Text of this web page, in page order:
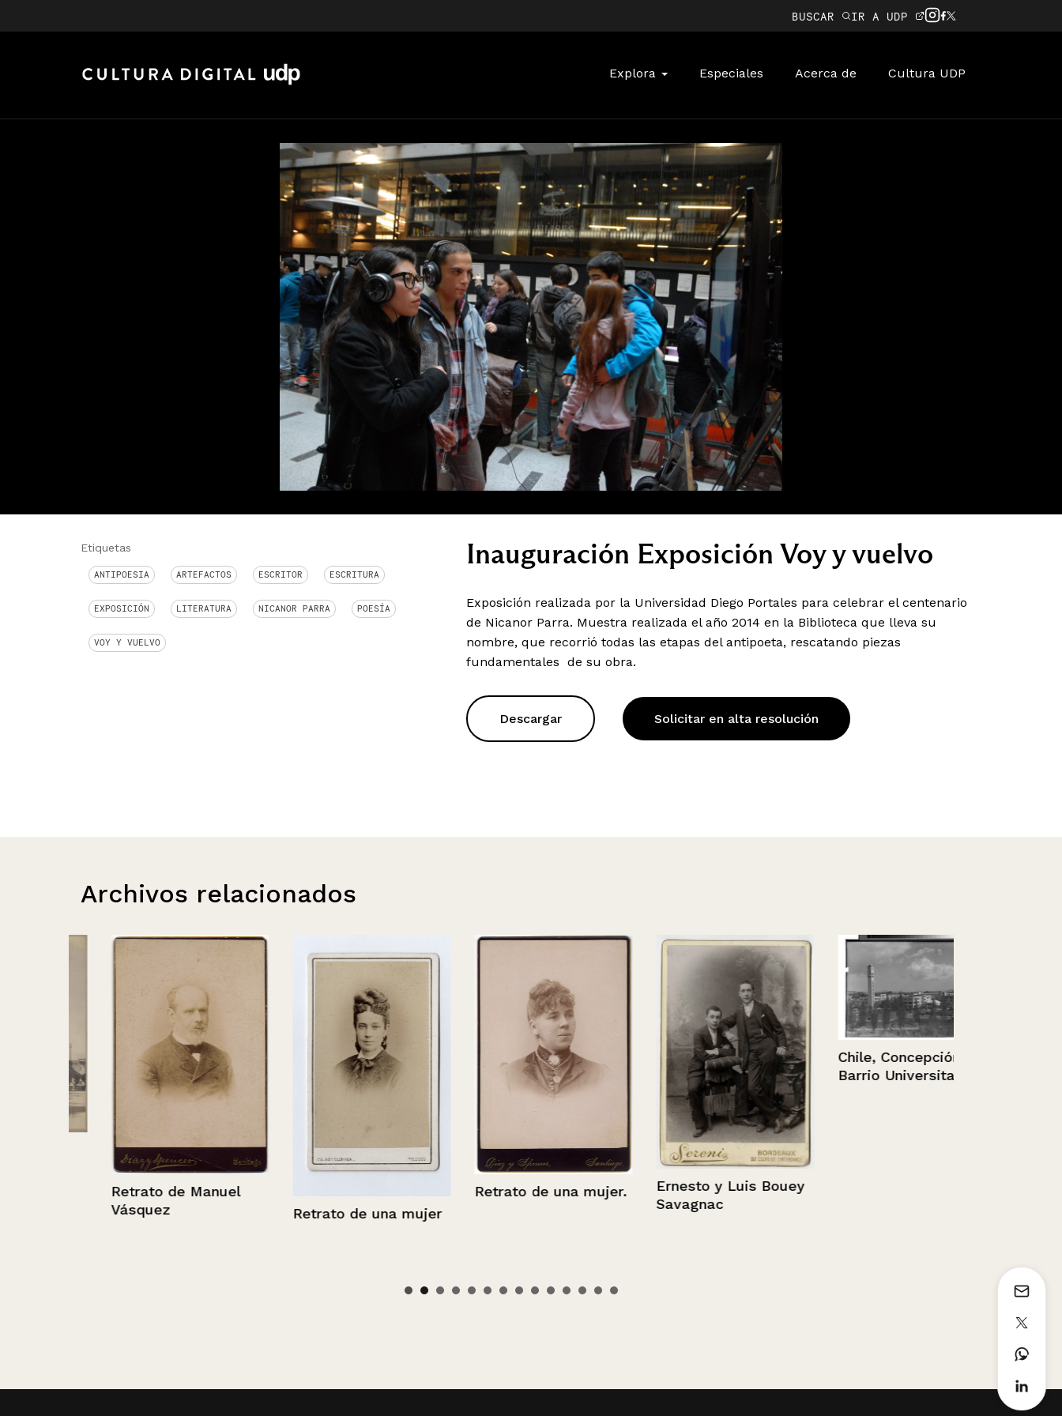
BUSCAR IR A UDP
Explora Especiales Acerca de Cultura UDP
Etiquetas
ANTIPOESIA ARTEFACTOS ESCRITOR ESCRITURA
EXPOSICIÓN LITERATURA NICANOR PARRA POESÍA
VOY Y VUELVO
Inauguración Exposición Voy y vuelvo
Exposición realizada por la Universidad Diego Portales para celebrar el centenario
de Nicanor Parra. Muestra realizada el año 2014 en la Biblioteca que lleva su
nombre, que recorrió todas las etapas del antipoeta, rescatando piezas
fundamentales de su obra.
Descargar Solicitar en alta resolución
Archivos relacionados
Retrato de Manuel
Vásquez
Retrato de una mujer
Retrato de una mujer.
Ernesto y Luis Bouey
Savagnac
Chile, Concepción
Barrio Universitario